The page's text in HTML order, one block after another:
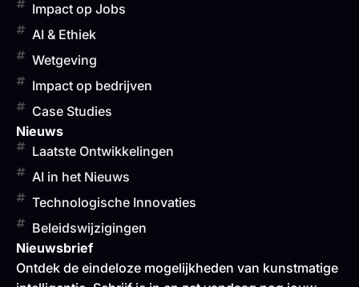
Impact op Jobs
AI & Ethiek
Wetgeving
Impact op bedrijven
Case Studies
Nieuws
Laatste Ontwikkelingen
AI in het Nieuws
Technologische Innovaties
Beleidswijzigingen
Nieuwsbrief
Ontdek de eindeloze mogelijkheden van kunstmatige